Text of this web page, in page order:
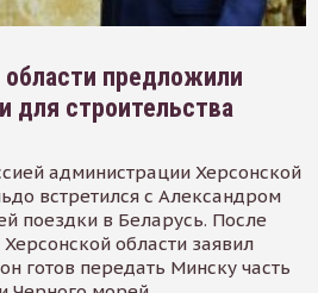
предложили
для строительства
администрации Херсонской
встретился с Александром
поездки в Беларусь. После
области заявил
готов передать Минску часть